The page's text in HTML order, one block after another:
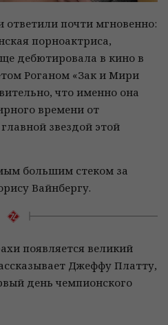
почти мгновенно:
порноактриса,
дебютировала в кино в
Роганом «Зак и Мири
что именно она
времени от
звездой этой
большим стеком за
Вайнбергу.
появляется великий
Джеффу Платту,
день чемпионского